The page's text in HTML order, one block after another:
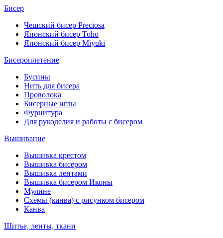
Бисер
Чешский бисер Preciosa
Японский бисер Toho
Японский бисер Miyuki
Бисероплетение
Бусины
Нить для бисера
Проволока
Бисерные иглы
Фурнитура
Для рукоделия и работы с бисером
Вышивание
Вышивка крестом
Вышивка бисером
Вышивка лентами
Вышивка бисером Иконы
Мулине
Схемы (канва) с рисунком бисером
Канва
Шитье, ленты, ткани